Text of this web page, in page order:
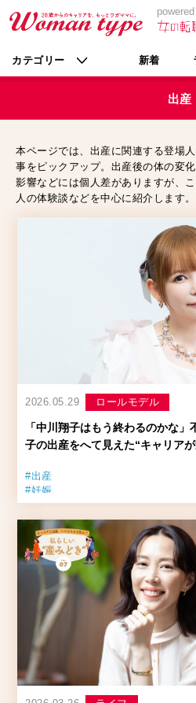
カテゴリー 新着
出産
本ページでは、出産に関連する登場
事をピックアップ。出産後の体の変
影響などには個人差がありますが、
人の体験談などを中心に紹介します。
2026.05.29 ロールモデル
「中川翔子はもう終わるのかな
子の出産をへて見えた“キャリア
#出産
#妊娠
#育児と両立
#タレント
#キャリアヒストリー